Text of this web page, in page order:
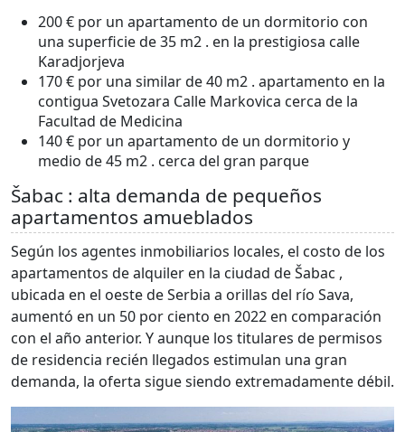
200 € por un apartamento de un dormitorio con
una superficie de 35 m2 . en la prestigiosa calle
Karadjorjeva
170 € por una similar de 40 m2 . apartamento en la
contigua Svetozara Calle Markovica cerca de la
Facultad de Medicina
140 € por un apartamento de un dormitorio y
medio de 45 m2 . cerca del gran parque
Šabac : alta demanda de pequeños
apartamentos amueblados
Según los agentes inmobiliarios locales, el costo de los
apartamentos de alquiler en la ciudad de Šabac ,
ubicada en el oeste de Serbia a orillas del río Sava,
aumentó en un 50 por ciento en 2022 en comparación
con el año anterior. Y aunque los titulares de permisos
de residencia recién llegados estimulan una gran
demanda, la oferta sigue siendo extremadamente débil.